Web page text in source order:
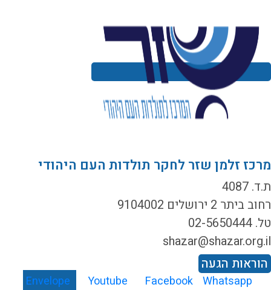
זלמן שזר לחקר תולדות העם היהודי
4087
ביתר 2 ירושלים 9104002
הגעה
Envelope Youtube Facebook Whatsapp